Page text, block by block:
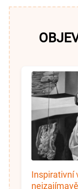
Inspirativní